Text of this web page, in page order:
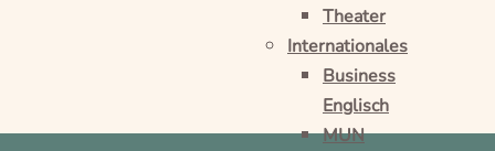
Theater
Internationales
Business
Englisch
MUN